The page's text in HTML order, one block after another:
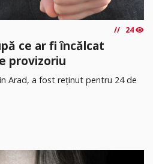
24
ce ar fi încălcat
provizoriu
Arad, a fost reținut pentru 24 de